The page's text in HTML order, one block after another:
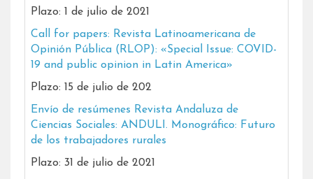
Plazo: 1 de julio de 2021
Call for papers: Revista Latinoamericana de
Opinión Pública (RLOP): «Special Issue: COVID-
19 and public opinion in Latin America»
Plazo: 15 de julio de 202
Envío de resúmenes Revista Andaluza de
Ciencias Sociales: ANDULI. Monográfico: Futuro
de los trabajadores rurales
Plazo: 31 de julio de 2021